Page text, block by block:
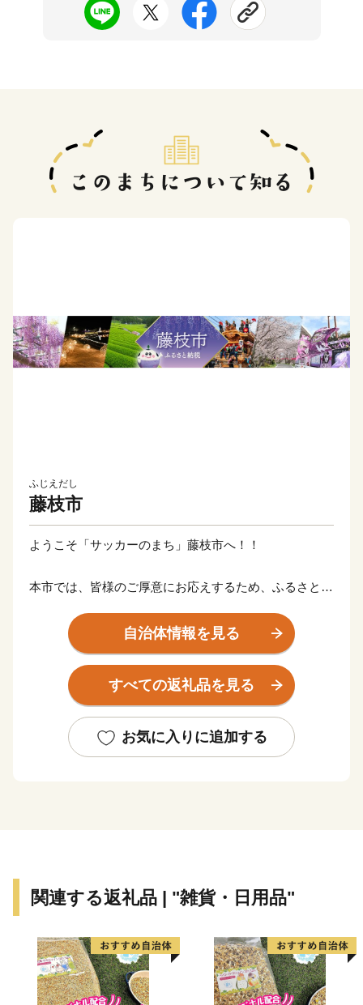
ふじえだし
藤枝市
ようこそ「サッカーのまち」藤枝市へ！！
本市では、皆様のご厚意にお応えするため、ふるさとの
いただいたご寄附は、サッカー元⽇本代表 中⼭雅史選
⼿、名波浩選⼿、⻑⾕部誠選⼿をはじめ、数々の名選⼿
を輩出した「サッカーのまちづくり」の推進などに有効
に活⽤させていただきます。
■□■……………………………………………………
……………………………………………………■□■
自治体情報を見る
すべての返礼品を見る
お気に入りに追加する
関連する返礼品 | "雑貨・日用品"